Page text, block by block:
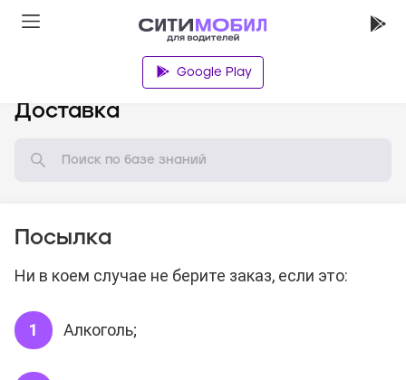
Google Play
Доставка
Посылка
Ни в коем случае не берите заказ, если это:
Алкоголь;